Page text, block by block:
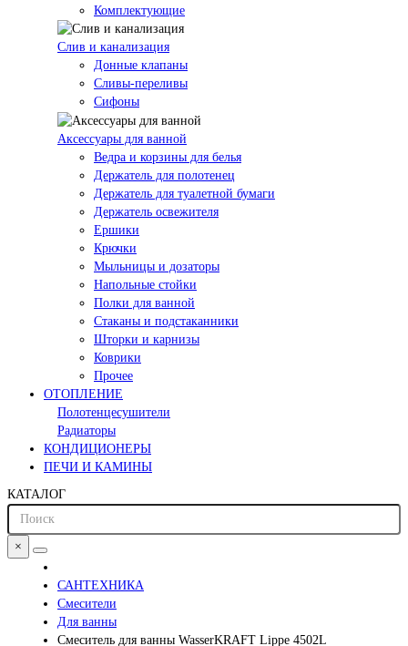
Комплектующие
Слив и канализация
Донные клапаны
Сливы-переливы
Сифоны
Аксессуары для ванной
Ведра и корзины для белья
Держатель для полотенец
Держатель для туалетной бумаги
Держатель освежителя
Ершики
Крючки
Мыльницы и дозаторы
Напольные стойки
Полки для ванной
Стаканы и подстаканники
Шторки и карнизы
Коврики
Прочее
ОТОПЛЕНИЕ
Полотенцесушители
Радиаторы
КОНДИЦИОНЕРЫ
ПЕЧИ И КАМИНЫ
КАТАЛОГ
×
САНТЕХНИКА
Смесители
Для ванны
Смеситель для ванны WasserKRAFT Lippe 4502L